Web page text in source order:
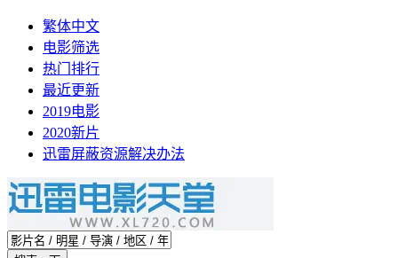
繁体中文
电影筛选
热门排行
最近更新
2019电影
2020新片
迅雷屏蔽资源解决办法